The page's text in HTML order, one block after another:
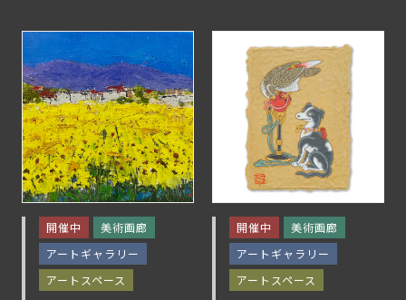
開催中
美術画廊
アートギャラリー
アートスペース
開催中
美術画廊
アートギャラリー
アートスペース